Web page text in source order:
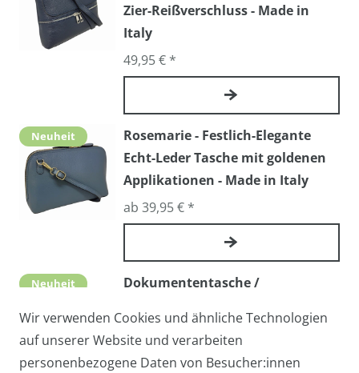
Zier-Reißverschluss - Made in
Italy
49,95 € *
Neuheit
Rosemarie - Festlich-Elegante
Echt-Leder Tasche mit goldenen
Applikationen - Made in Italy
ab 39,95 € *
Neuheit
Dokumententasche /
Leder, Made in Italy
109,00 € *
Wir verwenden Cookies und ähnliche Technologien
auf unserer Website und verarbeiten
personenbezogene Daten von Besucher:innen